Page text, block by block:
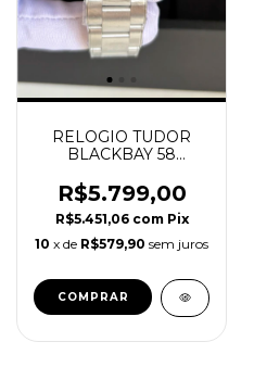
RELOGIO TUDOR
BLACKBAY 58
CLONE
R$5.799,00
R$5.451,06 com Pix
10 x de R$579,90 sem juros